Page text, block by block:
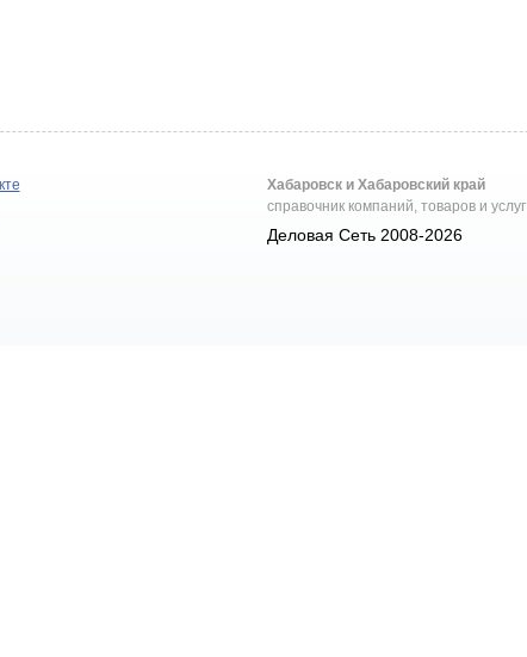
Хабаровск и Хабаровский край
справочник компаний, товаров и услуг
Деловая Сеть 2008-2026